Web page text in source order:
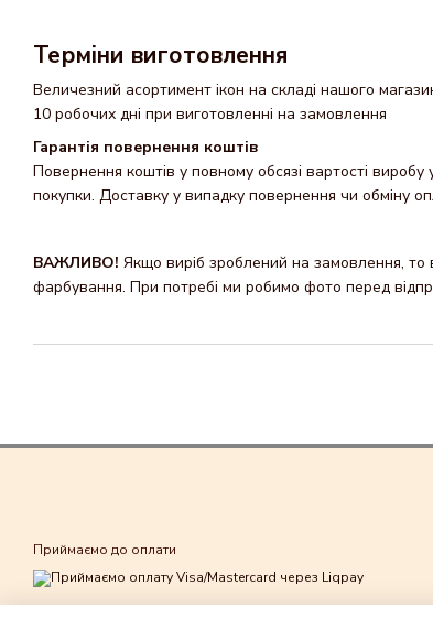
Терміни виготовлення
Величезний асортимент ікон на складі нашого
10 робочих дні при виготовленні на замовлення
Гарантія повернення коштів
Повернення коштів у повному обсязі вартості
покупки. Доставку y випадку повернення чи обміну
ВАЖЛИВО! Якщо виріб зроблений на замовлення, то
фарбування. При потребі ми робимо фото перед
Приймаємо до оплати